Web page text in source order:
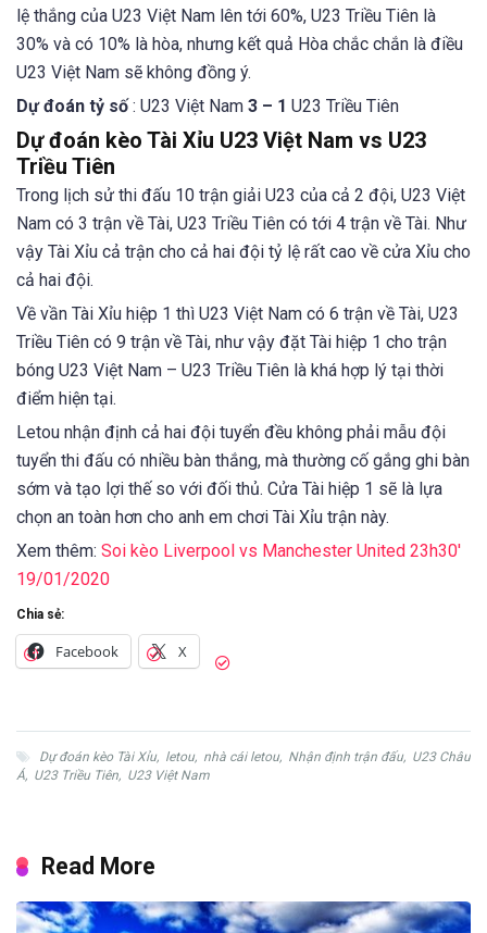
lệ thắng của U23 Việt Nam lên tới 60%, U23 Triều Tiên là
30% và có 10% là hòa, nhưng kết quả Hòa chắc chắn là điều
U23 Việt Nam sẽ không đồng ý.
Dự đoán tỷ số: U23 Việt Nam 3 – 1 U23 Triều Tiên
Dự đoán kèo Tài Xỉu U23 Việt Nam vs U23
Triều Tiên
Trong lịch sử thi đấu 10 trận giải U23 của cả 2 đội, U23 Việt
Nam có 3 trận về Tài, U23 Triều Tiên có tới 4 trận về Tài. Như
vậy Tài Xỉu cả trận cho cả hai đội tỷ lệ rất cao về cửa Xỉu cho
cả hai đội.
Về vần Tài Xỉu hiệp 1 thì U23 Việt Nam có 6 trận về Tài, U23
Triều Tiên có 9 trận về Tài, như vậy đặt Tài hiệp 1 cho trận
bóng U23 Việt Nam – U23 Triều Tiên là khá hợp lý tại thời
điểm hiện tại.
Letou nhận định cả hai đội tuyển đều không phải mẫu đội
tuyển thi đấu có nhiều bàn thắng, mà thường cố gắng ghi bàn
sớm và tạo lợi thế so với đối thủ. Cửa Tài hiệp 1 sẽ là lựa
chọn an toàn hơn cho anh em chơi Tài Xỉu trận này.
Xem thêm: Soi kèo Liverpool vs Manchester United 23h30′
19/01/2020
Chia sẻ:
Facebook X
Dự đoán kèo Tài Xỉu, letou, nhà cái letou, Nhận định trận đấu, U23 Châu
Á, U23 Triều Tiên, U23 Việt Nam
Read More